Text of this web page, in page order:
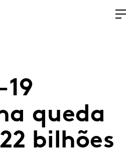
19
queda
bilhões